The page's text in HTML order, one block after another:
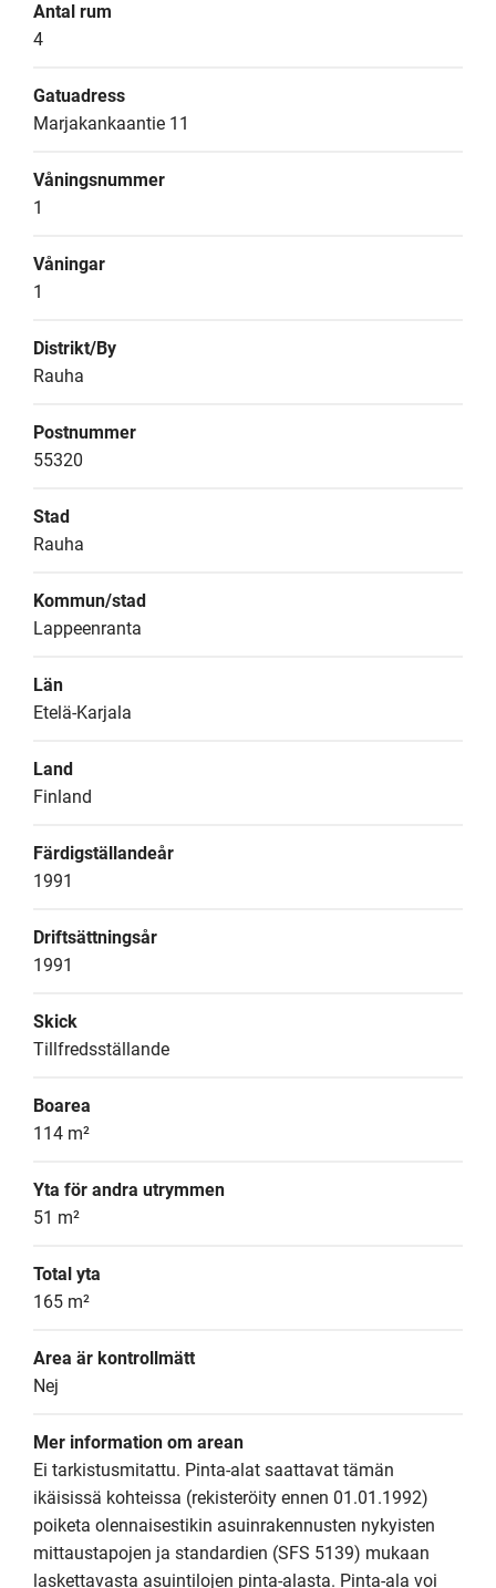
Antal rum
4
Gatuadress
Marjakankaantie 11
Våningsnummer
1
Våningar
1
Distrikt/By
Rauha
Postnummer
55320
Stad
Rauha
Kommun/stad
Lappeenranta
Län
Etelä-Karjala
Land
Finland
Färdigställandeår
1991
Driftsättningsår
1991
Skick
Tillfredsställande
Boarea
114 m²
Yta för andra utrymmen
51 m²
Total yta
165 m²
Area är kontrollmätt
Nej
Mer information om arean
Ei tarkistusmitattu. Pinta-alat saattavat tämän
ikäisissä kohteissa (rekisteröity ennen 01.01.1992)
poiketa olennaisestikin asuinrakennusten nykyisten
mittaustapojen ja standardien (SFS 5139) mukaan
laskettavasta asuintilojen pinta-alasta. Pinta-ala voi